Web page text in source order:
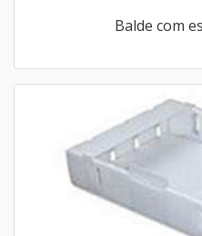
Balde com